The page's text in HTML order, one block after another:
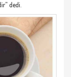
dedi.